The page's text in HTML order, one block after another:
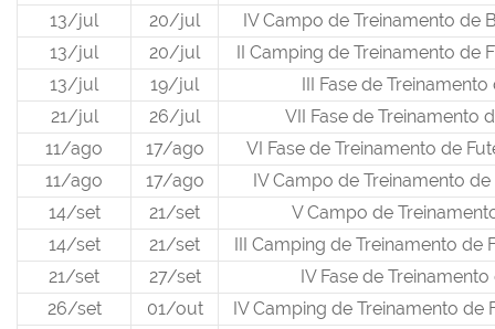
13/jul
20/jul
IV Campo de Treinamento de
13/jul
20/jul
II Camping de Treinamento de
13/jul
19/jul
III Fase de
21/jul
26/jul
VII Fase de Treinamento
11/ago
17/ago
VI Fase de Treinamento de
11/ago
17/ago
IV Campo de Treinamento
14/set
21/set
V Campo de
14/set
21/set
III Camping de Treinamento de
21/set
27/set
IV Fase de
26/set
01/out
IV Camping de Treinamento de